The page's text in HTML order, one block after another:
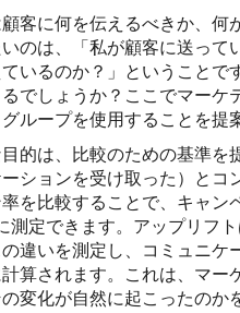
客に何を伝えるべきか、
のは、「私が顧客に送って
いるのか？」ということ
でしょうか？ここでマーケ
ループを使用することを提
的は、比較のための基準を
ションを受け取った）とコ
を比較することで、キャン
測定できます。アップリフ
違いを測定し、コミュニケ
算されます。これは、マー
変化が自然に起こったのか